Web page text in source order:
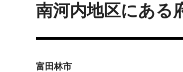
南河内地区にある
富田林市